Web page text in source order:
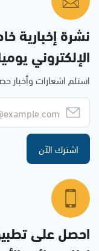
نشرة إخبارية
الإلكتروني
استلم اشعارات وأخبار
اشترك الآن
احصل على